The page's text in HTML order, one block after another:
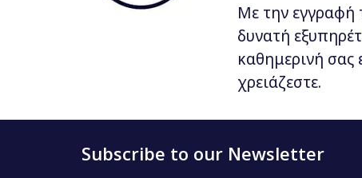
Με την εγγραφή
δυνατή
καθημερινή σας
χρειάζεστε.
Subscribe to our Newsletter